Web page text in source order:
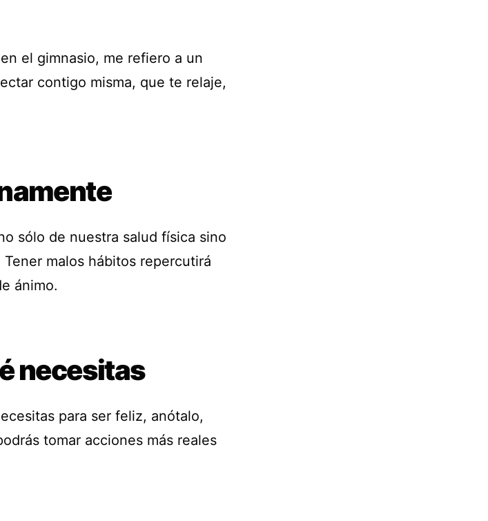
el gimnasio, me refiero a un
contigo misma, que te relaje,
sólo de nuestra salud física sino
malos hábitos repercutirá
ánimo.
necesitas
para ser feliz, anótalo,
tomar acciones más reales